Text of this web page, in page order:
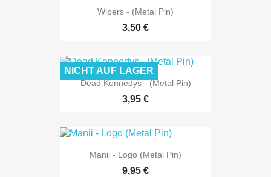
Wipers - (Metal Pin)
3,50 €
Dead Kennedys - (Metal Pin)
3,95 €
NICHT AUF LAGER
Manii - Logo (Metal Pin)
9,95 €